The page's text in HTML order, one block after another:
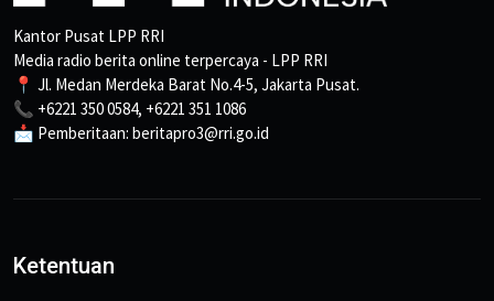
Kantor Pusat LPP RRI
Media radio berita online terpercaya - LPP RRI
📍 Jl. Medan Merdeka Barat No.4-5, Jakarta Pusat.
📞 +6221 350 0584, +6221 351 1086
📩 Pemberitaan: beritapro3@rri.go.id
Ketentuan